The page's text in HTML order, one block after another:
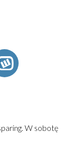
W sobotę